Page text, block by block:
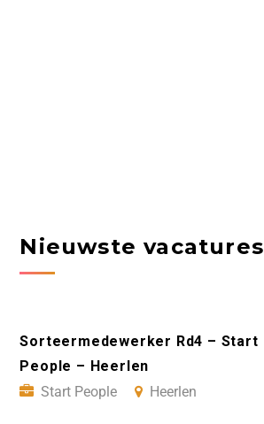
Nieuwste vacatures
Sorteermedewerker Rd4 – Start
People – Heerlen
Start People
Heerlen